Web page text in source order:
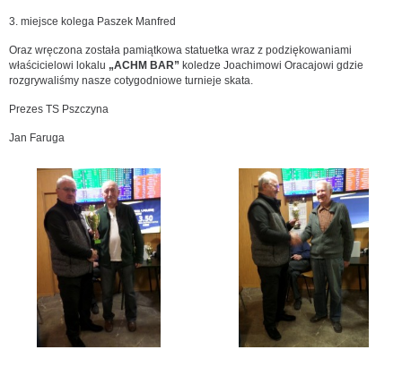
3. miejsce kolega Paszek Manfred
Oraz wręczona została pamiątkowa statuetka wraz z podziękowaniami
właścicielowi lokalu „ACHM BAR” koledze Joachimowi Oracajowi gdzie
rozgrywaliśmy nasze cotygodniowe turnieje skata.
Prezes TS Pszczyna
Jan Faruga